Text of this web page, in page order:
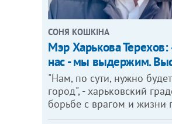
СОНЯ КОШКІНА
Мэр Харькова Терехов:
нас - мы выдержим.
"Нам, по сути, нужно
город", - харьковский
борьбе с врагом и жизни